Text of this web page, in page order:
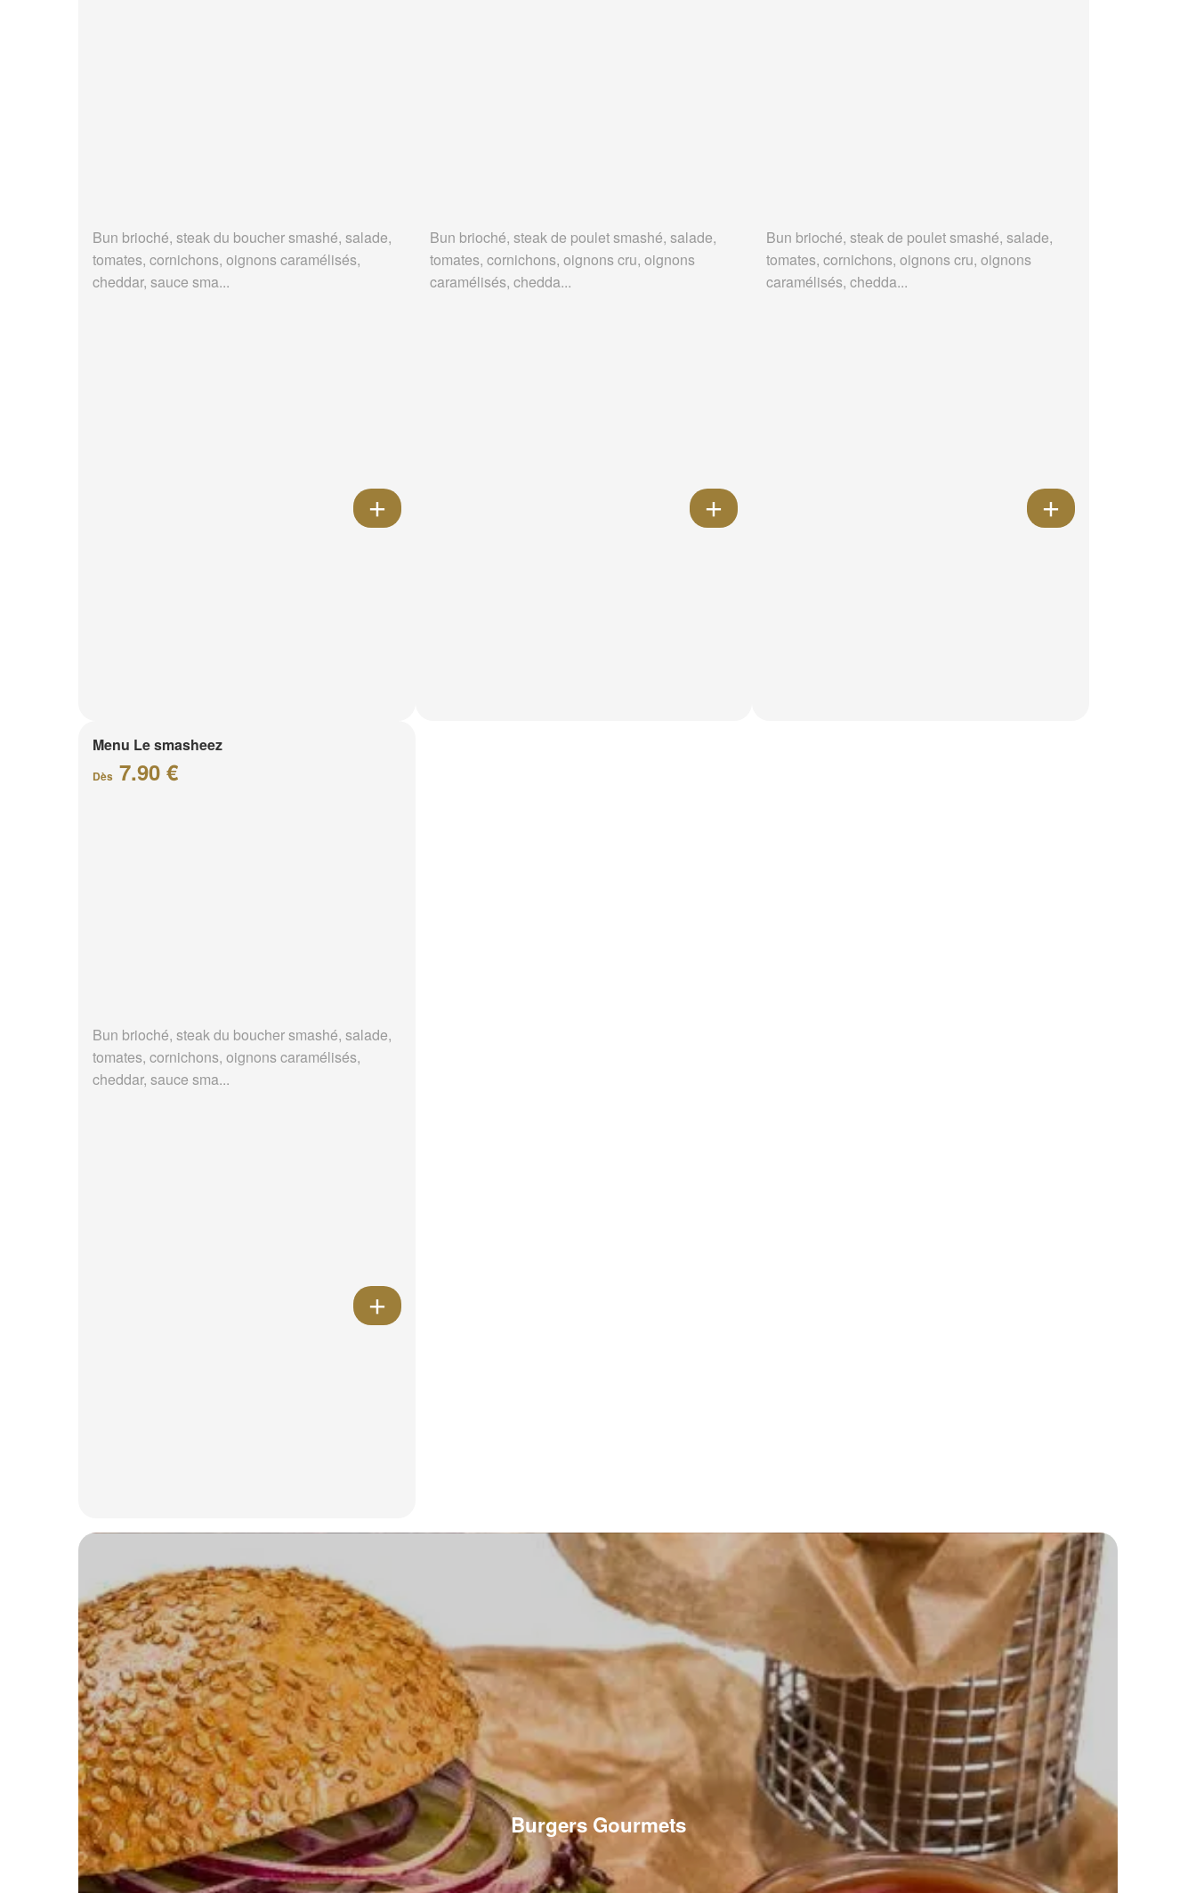
Bun brioché, steak du boucher smashé, salade,
tomates, cornichons, oignons caramélisés,
cheddar, sauce sma...
Bun brioché, steak de poulet smashé, salade,
tomates, cornichons, oignons cru, oignons
caramélisés, chedda...
Bun brioché, steak de poulet smashé, salade,
tomates, cornichons, oignons cru, oignons
caramélisés, chedda...
Menu Le smasheez
Dès 7.90 €
Bun brioché, steak du boucher smashé, salade,
tomates, cornichons, oignons caramélisés,
cheddar, sauce sma...
Burgers Gourmets